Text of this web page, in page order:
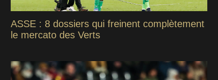
ASSE : 8 dossiers qui freinent complètement
le mercato des Verts